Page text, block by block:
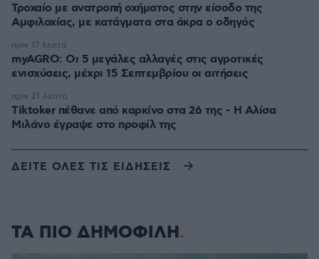
Τροχαίο με ανατροπή οχήματος στην είσοδο της
Αμφιλοχίας, με κατάγματα στα άκρα ο οδηγός
myAGRO: Οι 5 μεγάλες αλλαγές στις αγροτικές
ενισχύσεις, μέχρι 15 Σεπτεμβρίου οι αιτήσεις
πριν 17 λεπτά
Tiktoker πέθανε από καρκίνο στα 26 της - Η Αλίσα
Μιλάνο έγραψε στο προφίλ της
πριν 21 λεπτά
ΔΕΙΤΕ ΟΛΕΣ ΤΙΣ ΕΙΔΗΣΕΙΣ
ΤΑ ΠΙΟ ΔΗΜΟΦΙΛΗ